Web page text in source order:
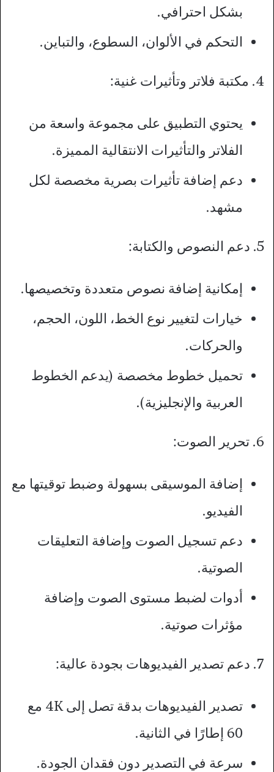
بشكل احترافي.
التحكم في الألوان، السطوع، والتباين.
4. مكتبة فلاتر وتأثيرات غنية:
يحتوي التطبيق على مجموعة واسعة من
الفلاتر والتأثيرات الانتقالية المميزة.
دعم إضافة تأثيرات بصرية مخصصة لكل
مشهد.
5. دعم النصوص والكتابة:
إمكانية إضافة نصوص متعددة وتخصيصها.
خيارات لتغيير نوع الخط، اللون، الحجم،
والحركات.
تحميل خطوط مخصصة (يدعم الخطوط
العربية والإنجليزية).
6. تحرير الصوت:
إضافة الموسيقى بسهولة وضبط توقيتها مع
الفيديو.
دعم تسجيل الصوت وإضافة التعليقات
الصوتية.
أدوات لضبط مستوى الصوت وإضافة
مؤثرات صوتية.
7. دعم تصدير الفيديوهات بجودة عالية:
تصدير الفيديوهات بدقة تصل إلى 4K مع
60 إطارًا في الثانية.
سرعة في التصدير دون فقدان الجودة.